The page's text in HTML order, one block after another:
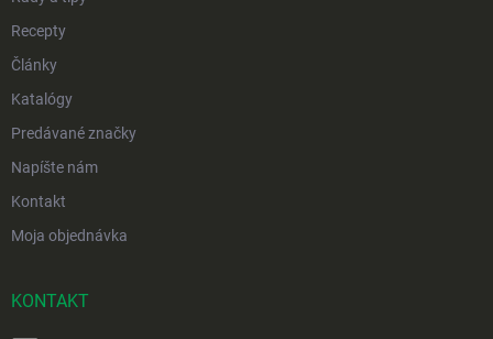
Recepty
Články
Katalógy
Predávané značky
Napíšte nám
Kontakt
Moja objednávka
KONTAKT